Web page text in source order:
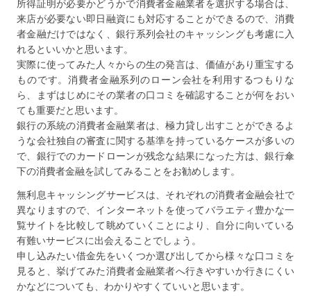
所得証明が必要かどうかで消費者金融業者を選択する場合は、
来店が必要ない即日融資にも対応することができるので、消費
者金融だけではなく、銀行系列会社のキャッシングも考慮に入
れるといいかと思います。
実際に使ってみた人々からの生の発言は、価値があり重宝する
ものです。消費者金融系列のローン会社を利用するつもりな
ら、まずはじめにその業者の口コミを確認することが何をおい
ても重要だと思います。
銀行の系統の消費者金融業者は、極力貸し出すことができるよ
うな会社独自の審査に関する基準を持っているケースが多いの
で、銀行でのカードローンが残念な結果になった方は、銀行傘
下の消費者金融を試してみることをお勧めします。
無利息キャッシングサービスは、それぞれの消費者金融会社で
異なりますので、インターネットを使ってバラエティ豊かな一
覧サイトを比較して眺めていくことにより、自分に向いている
有難いサービスに出会えることでしょう。
申し込みたい借金先をいくつか選び出してから様々な口コミを
見ると、挙げてみた消費者金融業者へ行きやすいか行きにくい
かなどについても、わかりやすくていいと思います。